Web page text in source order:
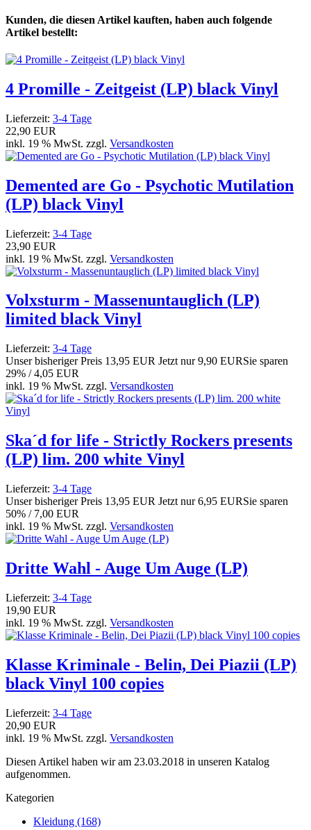
Kunden, die diesen Artikel kauften, haben auch folgende
Artikel bestellt:
4 Promille - Zeitgeist (LP) black Vinyl
Lieferzeit: 3-4 Tage
22,90 EUR
inkl. 19 % MwSt. zzgl. Versandkosten
Demented are Go - Psychotic Mutilation
(LP) black Vinyl
Lieferzeit: 3-4 Tage
23,90 EUR
inkl. 19 % MwSt. zzgl. Versandkosten
Volxsturm - Massenuntauglich (LP)
limited black Vinyl
Lieferzeit: 3-4 Tage
Unser bisheriger Preis 13,95 EUR Jetzt nur9,90 EURSie sparen
29% / 4,05 EUR
inkl. 19 % MwSt. zzgl. Versandkosten
Ska´d for life - Strictly Rockers presents
(LP) lim. 200 white Vinyl
Lieferzeit: 3-4 Tage
Unser bisheriger Preis 13,95 EUR Jetzt nur6,95 EURSie sparen
50% / 7,00 EUR
inkl. 19 % MwSt. zzgl. Versandkosten
Dritte Wahl - Auge Um Auge (LP)
Lieferzeit: 3-4 Tage
19,90 EUR
inkl. 19 % MwSt. zzgl. Versandkosten
Klasse Kriminale - Belin, Dei Piazii (LP)
black Vinyl 100 copies
Lieferzeit: 3-4 Tage
20,90 EUR
inkl. 19 % MwSt. zzgl. Versandkosten
Diesen Artikel haben wir am 23.03.2018 in unseren Katalog
aufgenommen.
Kategorien
Kleidung (168)